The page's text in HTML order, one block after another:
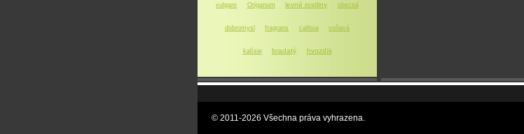
vulgare Origanum levné rostliny obecná
dobromysl fragrans callisia voňavá
kalísie bradatý hvozdík
© 2011-2026 Všechna práva vyhrazena.